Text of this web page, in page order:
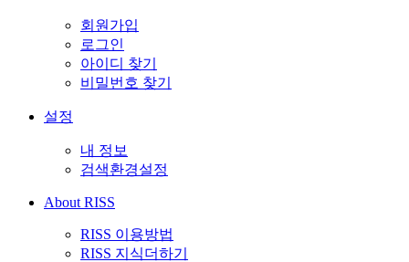
회원가입
로그인
아이디 찾기
비밀번호 찾기
설정
내 정보
검색환경설정
About RISS
RISS 이용방법
RISS 지식더하기